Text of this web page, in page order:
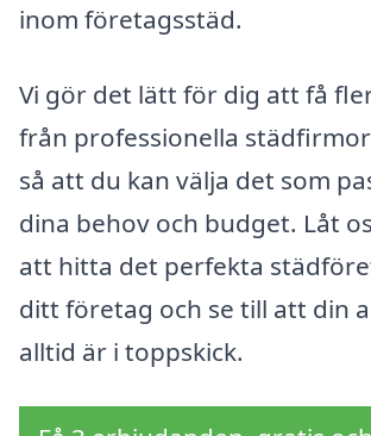
inom företagsstäd.
Vi gör det lätt för dig att få
från professionella
så att du kan välja det som
dina behov och budget. Låt
att hitta det perfekta
ditt företag och se till att din
alltid är i toppskick.